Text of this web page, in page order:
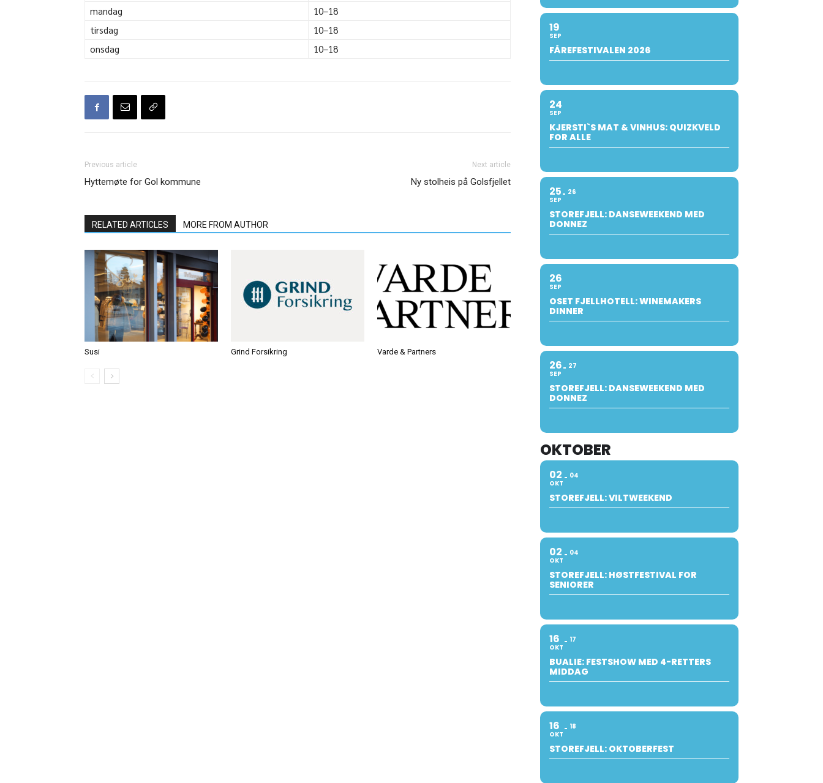
mandag
10–18
tirsdag
10–18
onsdag
10–18
Previous article
Hyttemøte for Gol kommune
Next article
Ny stolheis på Golsfjellet
RELATED ARTICLES MORE FROM AUTHOR
Susi Grind Forsikring Varde & Partners
19
SEP
FÅREFESTIVALEN 2026
24
SEP
KJERSTI`S MAT & VINHUS: QUIZKVELD
FOR ALLE
25
SEP
26
STOREFJELL: DANSEWEEKEND MED
DONNEZ
26
SEP
OSET FJELLHOTELL: WINEMAKERS
DINNER
26
SEP
27
STOREFJELL: DANSEWEEKEND MED
DONNEZ
OKTOBER
02
OKT
04
STOREFJELL: VILTWEEKEND
02
OKT
04
STOREFJELL: HØSTFESTIVAL FOR
SENIORER
16
OKT
17
BUALIE: FESTSHOW MED 4-RETTERS
MIDDAG
16
OKT
18
STOREFJELL: OKTOBERFEST